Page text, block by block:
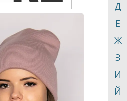
Д
Е
Ж
З
И
Й